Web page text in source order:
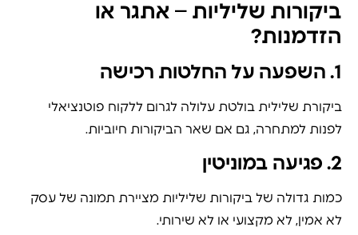
ביקורות שליליות – אתגר או
הזדמנות?
1. השפעה על החלטות רכישה
ביקורת שלילית בולטת עלולה לגרום ללקוח פוטנציאלי
לפנות למתחרה, גם אם שאר הביקורות חיוביות.
2. פגיעה במוניטין
כמות גדולה של ביקורות שליליות מציירת תמונה של עסק
לא אמין, לא מקצועי או לא שירותי.